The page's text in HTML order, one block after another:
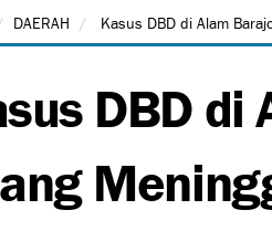
DAERAH Kasus DBD di Alam
DBD di